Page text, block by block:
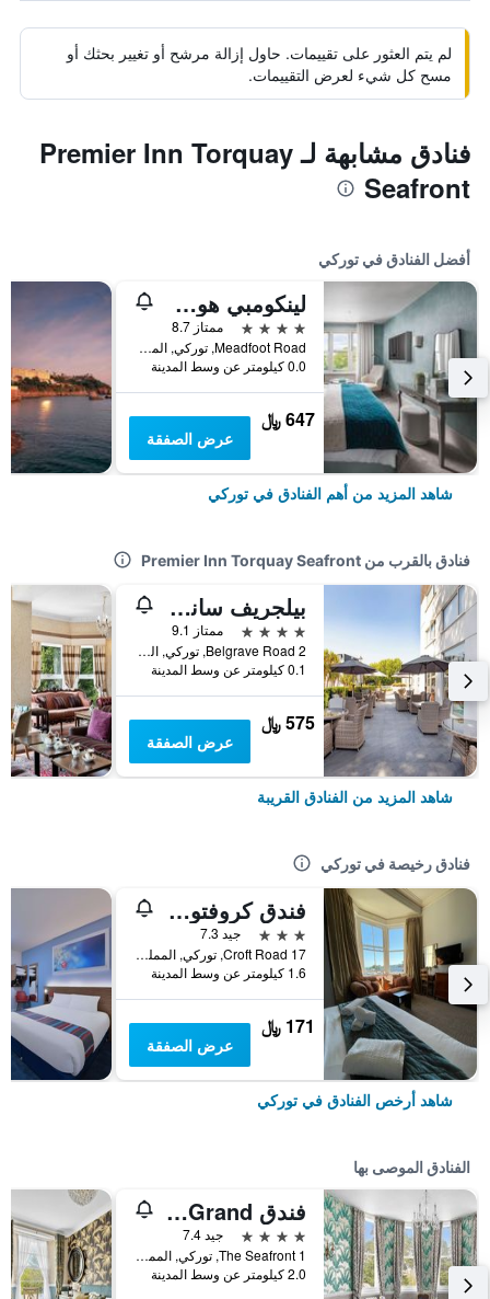
لم يتم العثور على تقييمات. حاول إزالة مرشح أو تغيير بحثك أو
مسح كل شيء لعرض التقييمات.
فنادق مشابهة لـ Premier Inn Torquay
Seafront
أفضل الفنادق في توركي
لينكومبي هول هوتل آند سبا - جست فور أدلتس
4 نجوم
ممتاز 8.7
Meadfoot Road, توركي, المملكة المتحدة
0.0 كيلومتر عن وسط المدينة
647 ﷼
عرض الصفقة
شاهد المزيد من أهم الفنادق في توركي
فنادق بالقرب من Premier Inn Torquay Seafront
بيلجريف ساندز هوتل آند سبا
4 نجوم
ممتاز 9.1
2 Belgrave Road, توركي, المملكة المتحدة
0.1 كيلومتر عن وسط المدينة
575 ﷼
عرض الصفقة
شاهد المزيد من الفنادق القريبة
فنادق رخيصة في توركي
فندق كروفتون هاوس
3 نجوم
جيد 7.3
17 Croft Road, توركي, المملكة المتحدة
1.6 كيلومتر عن وسط المدينة
171 ﷼
عرض الصفقة
شاهد أرخص الفنادق في توركي
الفنادق الموصى بها
فندق The Grand
4 نجوم
جيد 7.4
The Seafront 1, توركي, المملكة المتحدة
2.0 كيلومتر عن وسط المدينة